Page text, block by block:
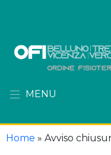
MENU
Home » Avviso